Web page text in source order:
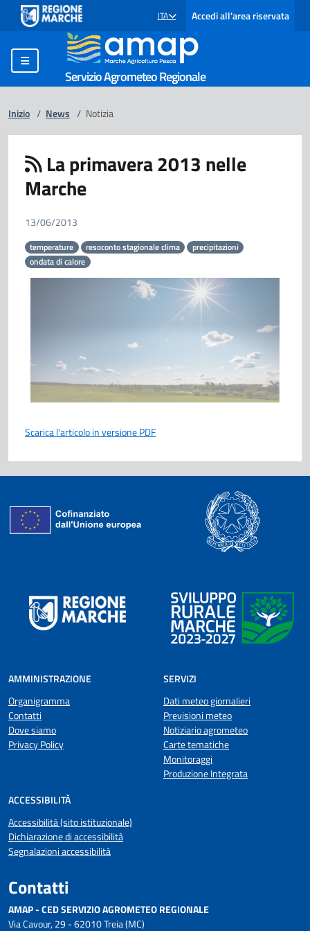
SELEZIONE LINGUA: LINGUA SELEZIONATA
ITA Accedi all'area riservata
Servizio Agrometeo Regionale
Inizio / News / Notizia
La primavera 2013 nelle
Marche
13/06/2013
temperature resoconto stagionale clima
precipitazioni
ondata di calore
Scarica l'articolo in versione PDF
AMMINISTRAZIONE
Organigramma
Contatti
Dove siamo
Privacy Policy
SERVIZI
Dati meteo giornalieri
Previsioni meteo
Notiziario agrometeo
Carte tematiche
Monitoraggi
Produzione Integrata
ACCESSIBILITÀ
Accessibilità (sito istituzionale)
Dichiarazione di accessibilità
Segnalazioni accessibilità
Contatti
AMAP - CED SERVIZIO AGROMETEO REGIONALE
Via Cavour, 29 - 62010 Treia (MC)